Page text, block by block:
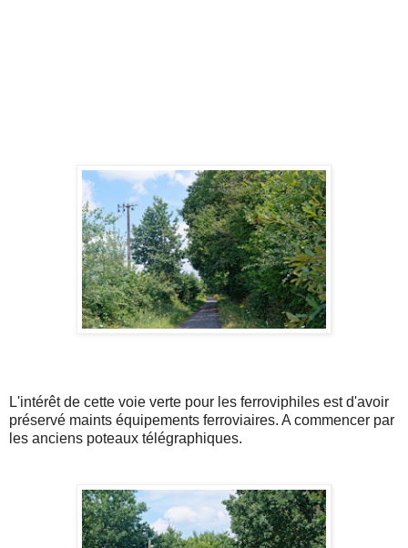
L'intérêt de cette voie verte pour les ferroviphiles est d'avoir
préservé maints équipements ferroviaires. A commencer par
les anciens poteaux télégraphiques.